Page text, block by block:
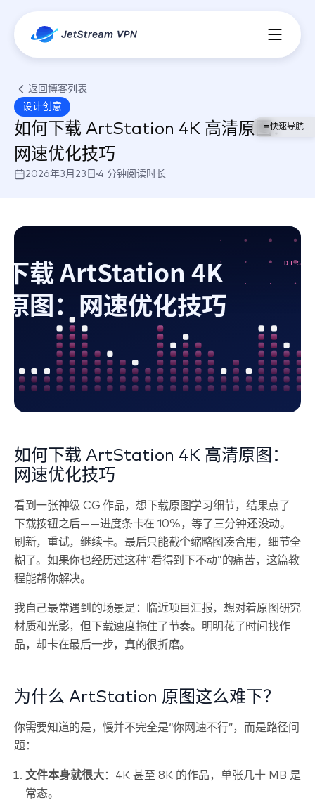
功能特色
军规加密协议
隐私保护
返回博客列表
设计创意
如何下载 ArtStation 4K 高清原图：
网速优化技巧
2026年3月23日 4 分钟阅读时长
下载 ArtStation 4K
图：网速优化技巧
如何下载 ArtStation 4K 高清原图：
网速优化技巧
看到一张神级 CG 作品，想下载原图学习细节，结果点了
下载按钮之后——进度条卡在 10%，等了三分钟还没动。
刷新，重试，继续卡。最后只能截个缩略图凑合用，细节全
糊了。如果你也经历过这种“看得到下不动”的痛苦，这篇教
程能帮你解决。
我自己最常遇到的场景是：临近项目汇报，想对着原图研究
材质和光影，但下载速度拖住了节奏。明明花了时间找作
品，却卡在最后一步，真的很折磨。
为什么 ArtStation 原图这么难下？
你需要知道的是，慢并不完全是“你网速不行”，而是路径问
题：
文件本身就很大：4K 甚至 8K 的作品，单张几十 MB 是
常态。
快速导航